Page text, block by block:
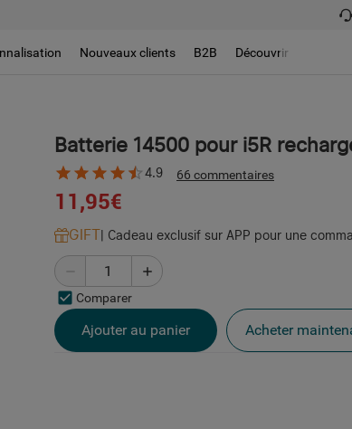
Nouveaux clients B2B Découvrir
Batterie 14500 pour i5R
4.9 66 commentaires
11,95€
GIFT| Cadeau exclusif sur APP pour une
Comparer
Ajouter au panier Acheter